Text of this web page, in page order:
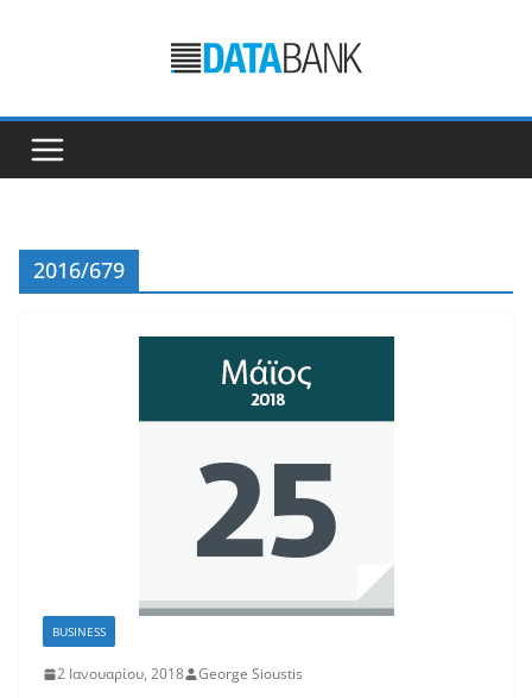
2016/679
BUSINESS
2 Ιανουαρίου, 2018 George Sioustis